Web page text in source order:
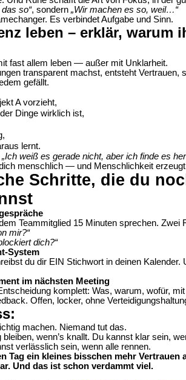
so“, sondern „Wir machen es so, weil…“
Es verbindet Aufgabe und Sinn.
leben – erklär, warum
fast allem leben — außer mit Unklarheit.
transparent machst, entsteht Vertrauen,
gefällt.
A vorzieht,
Dinge wirklich ist,
lernt.
„Ich weiß es gerade nicht, aber ich finde es
menschlich — und Menschlichkeit
Schritte, die du
Teammitglied 15 Minuten sprechen. Zwei
mir?“
dich?“
System
du dir EIN Stichwort in deinen
im nächsten Meeting
komplett: Was, warum, wofür,
Offen, locker, ohne
machen. Niemand tut das.
wenn’s knallt. Du kannst klar sein,
verlässlich sein, wenn alle rennen.
Tag ein kleines bisschen mehr
Und das ist schon verdammt viel.